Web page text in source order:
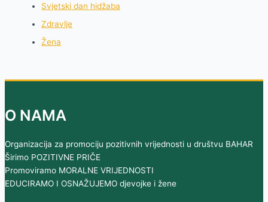
Svjetski dan hidžaba
Zdravlje
Žena
O NAMA
Organizacija za promociju pozitivnih vrijednosti u društvu BAHAR
Širimo POZITIVNE PRIČE
Promoviramo MORALNE VRIJEDNOSTI
EDUCIRAMO I OSNAŽUJEMO djevojke i žene